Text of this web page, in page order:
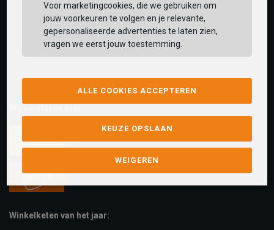
Winkelketen van het jaar:
Voor marketingcookies, die we gebruiken om
jouw voorkeuren te volgen en je relevante,
gepersonaliseerde advertenties te laten zien,
vragen we eerst jouw toestemming.
ALLE COOKIES ACCEPTEREN
KEUZE OPSLAAN
WEIGEREN